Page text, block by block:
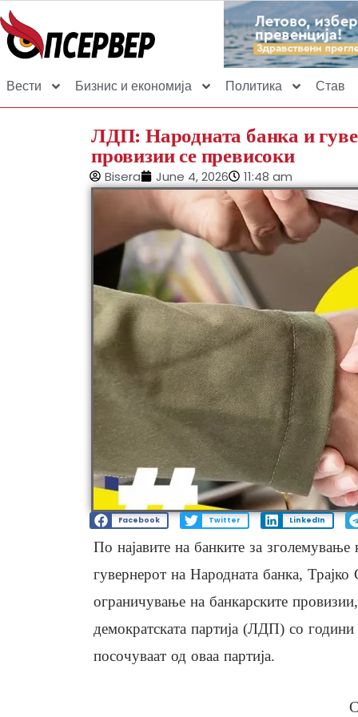
Вести Бизнис и економија Политика Став
ЛДП: Народната банка и
провизии се превисоки
Bisera June 4, 2026 11:48 am
Facebook Twitter LinkedIn
По најавите на банките за
гувернерот на Народната банка,
ограничување на банкарските
демократската партија (ЛДП) со
посочуваат од оваа партија.